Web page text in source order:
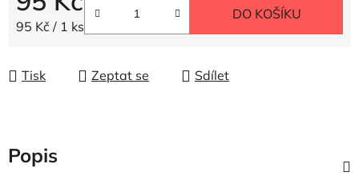
Měrná cena:
95 Kč / 1 ks
DO KOŠÍKU
Tisk Zeptat se Sdílet
Popis